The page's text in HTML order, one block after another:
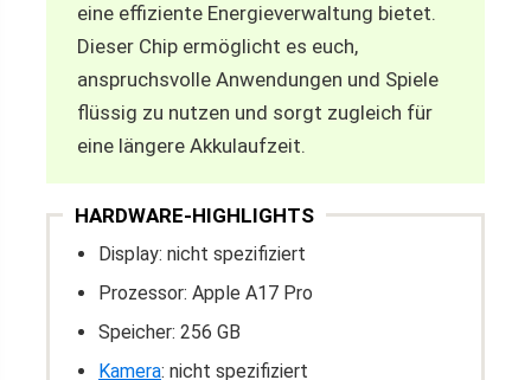
eine effiziente Energieverwaltung bietet.
Dieser Chip ermöglicht es euch,
anspruchsvolle Anwendungen und Spiele
flüssig zu nutzen und sorgt zugleich für
eine längere Akkulaufzeit.
HARDWARE-HIGHLIGHTS
Display: nicht spezifiziert
Prozessor: Apple A17 Pro
Speicher: 256 GB
Kamera: nicht spezifiziert